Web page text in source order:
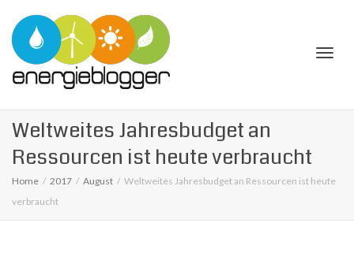
Weltweites Jahresbudget an
Ressourcen ist heute verbraucht
Home 2017 August
Weltweites Jahresbudget an Ressourcen ist heute
verbraucht